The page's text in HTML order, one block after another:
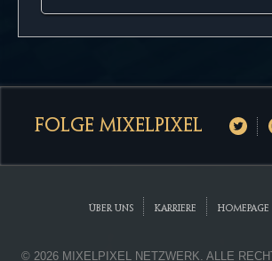
FOLGE MIXELPIXEL
ÜBER UNS KARRIERE HOMEPAGE
© 2026 MIXELPIXEL NETZWERK. ALLE